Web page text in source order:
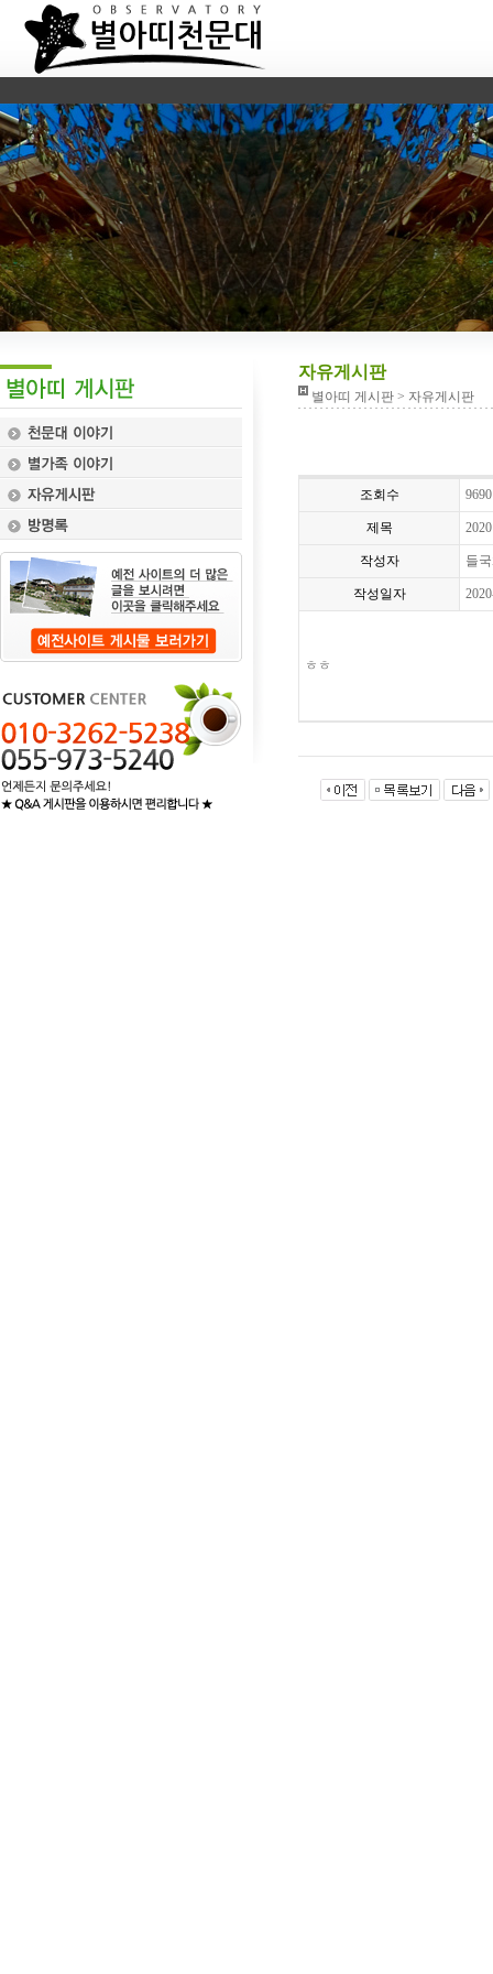
자유게시판
별아띠 게시판 > 자유게시판
조회수 9690
제목
작성자 들
작성일자
ㅎㅎ